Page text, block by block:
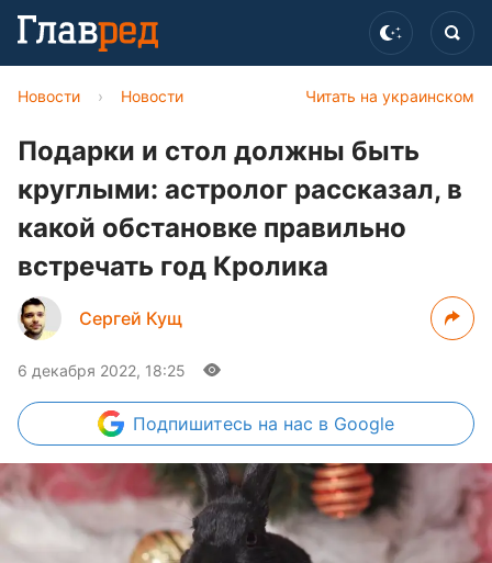
Читать на украинском
Новости › Новости
Подарки и стол должны быть
круглыми: астролог рассказал, в
какой обстановке правильно
встречать год Кролика
Сергей Кущ
6 декабря 2022, 18:25
Подпишитесь на нас в Google